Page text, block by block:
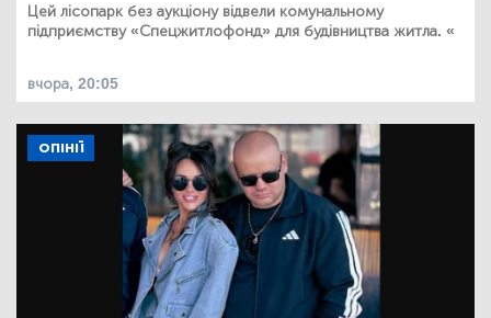
Цей лісопарк без аукціону відвели комунальному
підприємству «Спецжитлофонд» для будівництва житла. «
вчора, 20:05
ОПІНІЇ